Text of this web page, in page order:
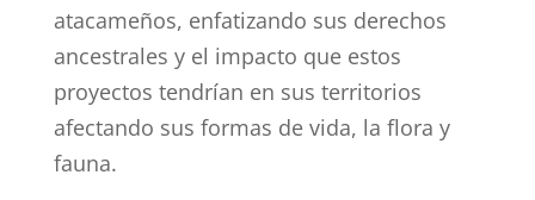
atacameños, enfatizando sus derechos
ancestrales y el impacto que estos
proyectos tendrían en sus territorios
afectando sus formas de vida, la flora y
fauna.